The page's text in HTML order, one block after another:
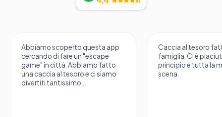
Abbiamo scoperto questa app
cercando di fare un "escape
game" in città. Abbiamo fatto
una caccia al tesoro e ci siamo
divertiti tantissimo...
Caccia al tesoro
famiglia. Ci è
principio e tutta la
scena.